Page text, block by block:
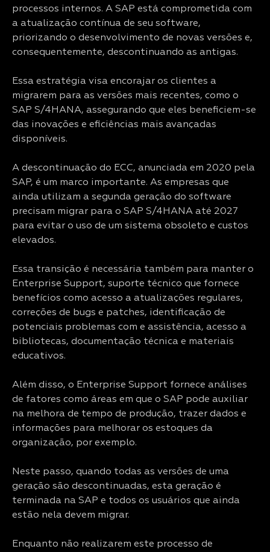
processos internos. A SAP está comprometida com
a atualização contínua de seu software,
priorizando o desenvolvimento de novas versões e,
consequentemente, descontinuando as antigas.
Essa estratégia visa encorajar os clientes a
migrarem para as versões mais recentes, como o
SAP S/4HANA, assegurando que eles beneficiem-se
das inovações e eficiências mais avançadas
disponíveis.
A descontinuação do ECC, anunciada em 2020 pela
SAP, é um marco importante. As empresas que
ainda utilizam a segunda geração do software
precisam migrar para o SAP S/4HANA até 2027
para evitar o uso de um sistema obsoleto e custos
elevados.
Essa transição é necessária também para manter o
Enterprise Support, suporte técnico que fornece
benefícios como acesso a atualizações regulares,
correções de bugs e patches, identificação de
potenciais problemas com e assistência, acesso a
bibliotecas, documentação técnica e materiais
educativos.
Além disso, o Enterprise Support fornece análises
de fatores como áreas em que o SAP pode auxiliar
na melhora de tempo de produção, trazer dados e
informações para melhorar os estoques da
organização, por exemplo.
Neste passo, quando todas as versões de uma
geração são descontinuadas, esta geração é
terminada na SAP e todos os usuários que ainda
estão nela devem migrar.
Enquanto não realizarem este processo de